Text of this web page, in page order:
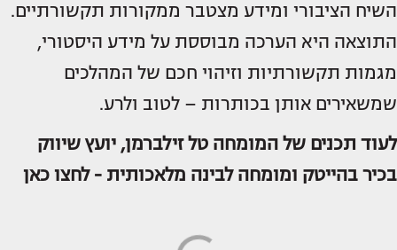
השיח הציבורי ומידע מצטבר ממקורות תקשורתיים.
התוצאה היא הערכה מבוססת על מידע היסטורי,
מגמות תקשורתיות וזיהוי חכם של המהלכים
שמשאירים אותן בכותרות – לטוב ולרע.
לעוד תכנים של המומחה טל זילברמן, יועץ שיווק
בכיר בהייטק ומומחה לבינה מלאכותית - לחצו כאן